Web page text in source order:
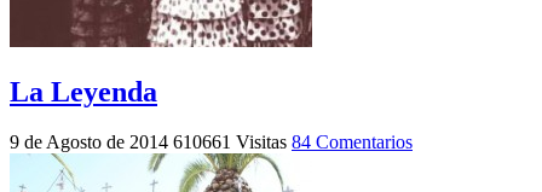
La Leyenda
9 de Agosto de 2014 610661 Visitas 84 Comentarios